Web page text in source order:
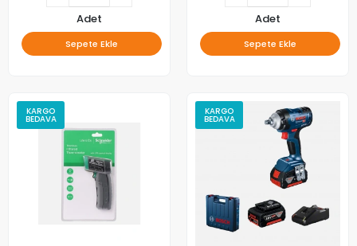
Adet
Sepete Ekle
Adet
Sepete Ekle
KARGO
BEDAVA
KARGO
BEDAVA